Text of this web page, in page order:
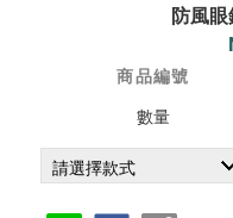
防風
商品編號
數量